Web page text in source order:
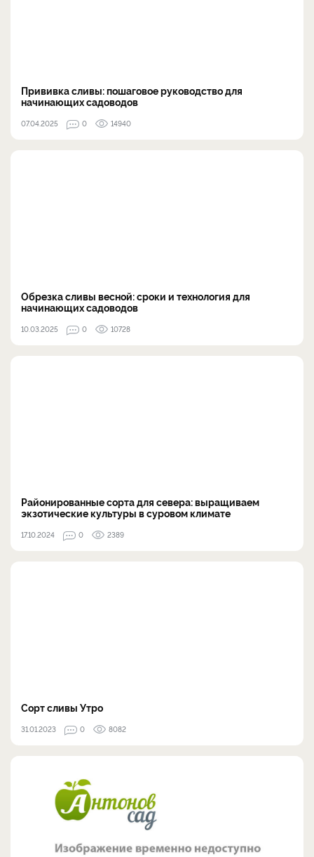
Прививка сливы: пошаговое руководство для
начинающих садоводов
07.04.2025 0 14940
Обрезка сливы весной: сроки и технология для
начинающих садоводов
10.03.2025 0 10728
Районированные сорта для севера: выращиваем
экзотические культуры в суровом климате
17.10.2024 0 2389
Сорт сливы Утро
31.01.2023 0 8082